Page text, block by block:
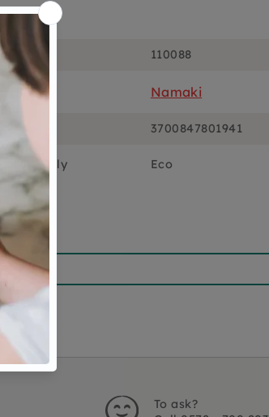
110088
Namaki
3700847801941
Eco
To ask?